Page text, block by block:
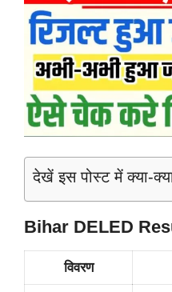
देखें इस पोस्ट में क्या-
Bihar DELED
विवरण